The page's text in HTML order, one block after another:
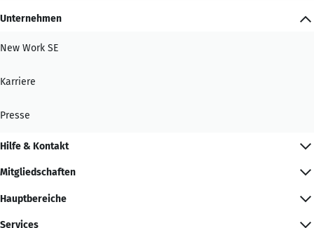
Unternehmen
New Work SE
Karriere
Presse
Hilfe & Kontakt
Mitgliedschaften
Hauptbereiche
Services